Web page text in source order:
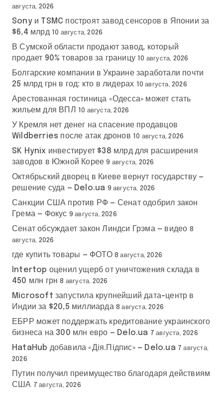
августа, 2026
Sony и TSMC построят завод сенсоров в Японии за
$6,4 млрд 10 августа, 2026
В Сумской области продают завод, который
продает 90% товаров за границу 10 августа, 2026
Болгарские компании в Украине заработали почти
25 млрд грн в год: кто в лидерах 10 августа, 2026
Арестованная гостиница «Одесса» может стать
жильем для ВПЛ
10 августа, 2026
У Кремля нет денег на спасение продавцов
Wildberries после атак дронов 10 августа, 2026
SK Hynix инвестирует $38 млрд для расширения
заводов в Южной Корее 9 августа, 2026
Октябрьский дворец в Киеве вернут государству —
решение суда — Delo.ua 9 августа, 2026
Санкции США против РФ — Сенат одобрил закон
Грема — Фокус 9 августа, 2026
Сенат обсуждает закон Линдси Грэма — видео 8
августа, 2026
где купить товары — ФОТО 8 августа, 2026
Intertop оценил ущерб от уничтожения склада в
450 млн грн 8 августа, 2026
Microsoft запустила крупнейший дата-центр в
Индии за $20,5 миллиарда 8 августа, 2026
ЕБРР может поддержать кредитование украинского
бизнеса на 300 млн евро — Delo.ua 7 августа, 2026
HataHub добавила «Дія.Підпис» — Delo.ua 7 августа,
2026
Путин получил преимущество благодаря действиям
США 7 августа, 2026